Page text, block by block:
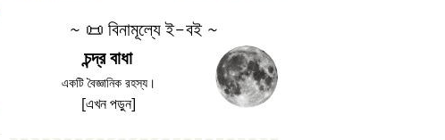
~ 📜 বিনামূল্যে ই-বই ~
চন্দ্র বাধা
একটি বৈজ্ঞানিক রহস্য।
[এখন পড়ুন]